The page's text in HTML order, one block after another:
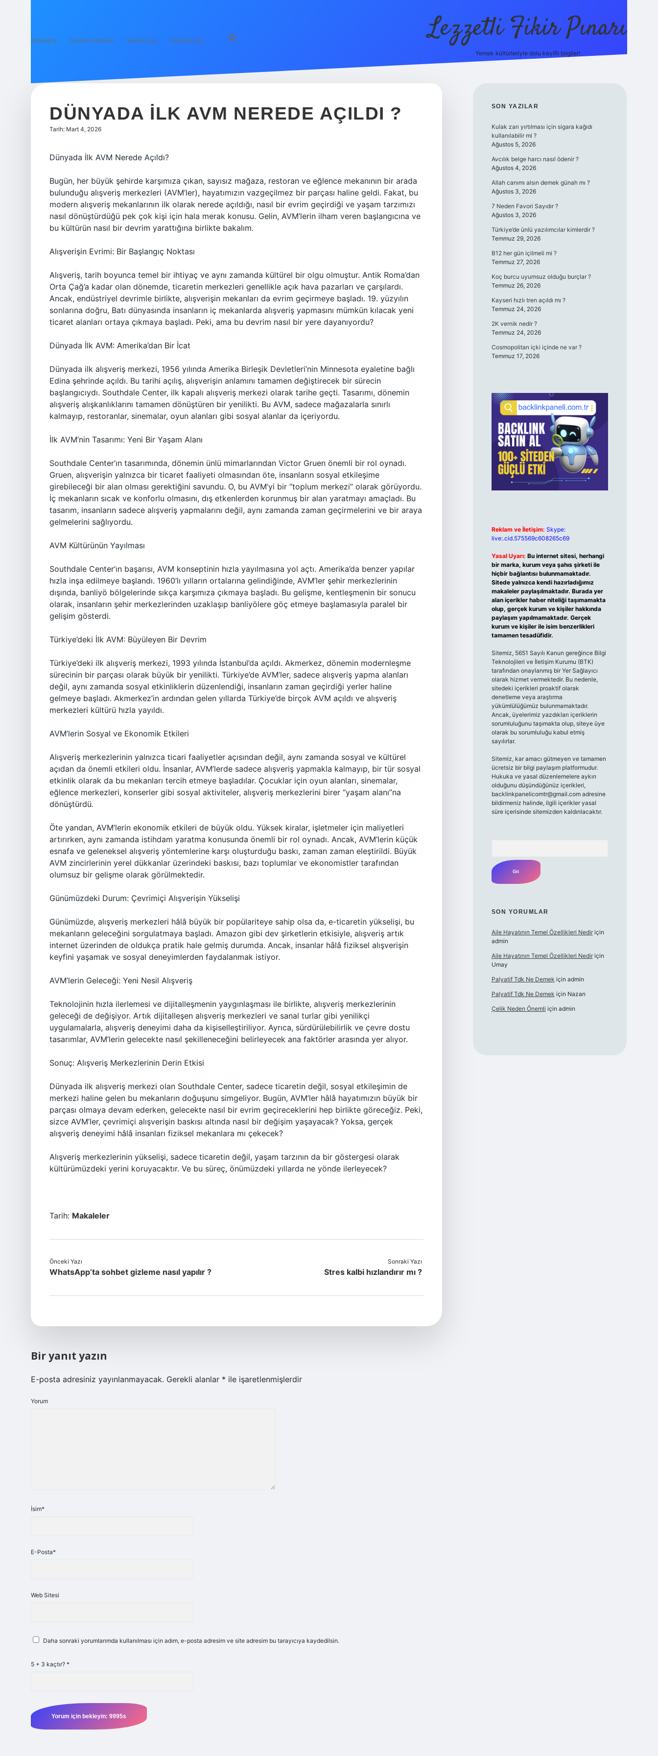
Anasayfa Gizlilik Politikası Yasal Uyarı Hakkımızda Lezzetli Fikir Pınarı
Yemek kültürleriyle dolu keyifli bilgiler!
DÜNYADA ILK AVM NEREDE AÇILDI ?
Tarih: Mart 4, 2026
Dünyada İlk AVM Nerede Açıldı?
Bugün, her büyük şehirde karşımıza çıkan, sayısız mağaza, restoran ve eğlence mekanının bir arada
bulunduğu alışveriş merkezleri (AVM’ler), hayatımızın vazgeçilmez bir parçası haline geldi. Fakat, bu
modern alışveriş mekanlarının ilk olarak nerede açıldığı, nasıl bir evrim geçirdiği ve yaşam tarzımızı
nasıl dönüştürdüğü pek çok kişi için hala merak konusu. Gelin, AVM’lerin ilham veren başlangıcına ve
bu kültürün nasıl bir devrim yarattığına birlikte bakalım.
Alışverişin Evrimi: Bir Başlangıç Noktası
Alışveriş, tarih boyunca temel bir ihtiyaç ve aynı zamanda kültürel bir olgu olmuştur. Antik Roma’dan
Orta Çağ’a kadar olan dönemde, ticaretin merkezleri genellikle açık hava pazarları ve çarşılardı.
Ancak, endüstriyel devrimle birlikte, alışverişin mekanları da evrim geçirmeye başladı. 19. yüzyılın
sonlarına doğru, Batı dünyasında insanların iç mekanlarda alışveriş yapmasını mümkün kılacak yeni
ticaret alanları ortaya çıkmaya başladı. Peki, ama bu devrim nasıl bir yere dayanıyordu?
Dünyada İlk AVM: Amerika’dan Bir İcat
Dünyada ilk alışveriş merkezi, 1956 yılında Amerika Birleşik Devletleri’nin Minnesota eyaletine bağlı
Edina şehrinde açıldı. Bu tarihi açılış, alışverişin anlamını tamamen değiştirecek bir sürecin
başlangıcıydı. Southdale Center, ilk kapalı alışveriş merkezi olarak tarihe geçti. Tasarımı, dönemin
alışveriş alışkanlıklarını tamamen dönüştüren bir yenilikti. Bu AVM, sadece mağazalarla sınırlı
kalmayıp, restoranlar, sinemalar, oyun alanları gibi sosyal alanlar da içeriyordu.
İlk AVM’nin Tasarımı: Yeni Bir Yaşam Alanı
Southdale Center’ın tasarımında, dönemin ünlü mimarlarından Victor Gruen önemli bir rol oynadı.
Gruen, alışverişin yalnızca bir ticaret faaliyeti olmasından öte, insanların sosyal etkileşime
girebileceği bir alan olması gerektiğini savundu. O, bu AVM’yi bir “toplum merkezi” olarak görüyordu.
İç mekanların sıcak ve konforlu olmasını, dış etkenlerden korunmuş bir alan yaratmayı amaçladı. Bu
tasarım, insanların sadece alışveriş yapmalarını değil, aynı zamanda zaman geçirmelerini ve bir araya
gelmelerini sağlıyordu.
AVM Kültürünün Yayılması
Southdale Center’ın başarısı, AVM konseptinin hızla yayılmasına yol açtı. Amerika’da benzer yapılar
hızla inşa edilmeye başlandı. 1960’lı yılların ortalarına gelindiğinde, AVM’ler şehir merkezlerinin
dışında, banliyö bölgelerinde sıkça karşımıza çıkmaya başladı. Bu gelişme, kentleşmenin bir sonucu
olarak, insanların şehir merkezlerinden uzaklaşıp banliyölere göç etmeye başlamasıyla paralel bir
gelişim gösterdi.
Türkiye’deki İlk AVM: Büyüleyen Bir Devrim
Türkiye’deki ilk alışveriş merkezi, 1993 yılında İstanbul’da açıldı. Akmerkez, dönemin modernleşme
sürecinin bir parçası olarak büyük bir yenilikti. Türkiye’de AVM’ler, sadece alışveriş yapma alanları
değil, aynı zamanda sosyal etkinliklerin düzenlendiği, insanların zaman geçirdiği yerler haline
gelmeye başladı. Akmerkez’in ardından gelen yıllarda Türkiye’de birçok AVM açıldı ve alışveriş
merkezleri kültürü hızla yayıldı.
AVM’lerin Sosyal ve Ekonomik Etkileri
Alışveriş merkezlerinin yalnızca ticari faaliyetler açısından değil, aynı zamanda sosyal ve kültürel
açıdan da önemli etkileri oldu. İnsanlar, AVM’lerde sadece alışveriş yapmakla kalmayıp, bir tür sosyal
etkinlik olarak da bu mekanları tercih etmeye başladılar. Çocuklar için oyun alanları, sinemalar,
eğlence merkezleri, konserler gibi sosyal aktiviteler, alışveriş merkezlerini birer “yaşam alanı”na
dönüştürdü.
Öte yandan, AVM’lerin ekonomik etkileri de büyük oldu. Yüksek kiralar, işletmeler için maliyetleri
artırırken, aynı zamanda istihdam yaratma konusunda önemli bir rol oynadı. Ancak, AVM’lerin küçük
esnafa ve geleneksel alışveriş yöntemlerine karşı oluşturduğu baskı, zaman zaman eleştirildi. Büyük
AVM zincirlerinin yerel dükkanlar üzerindeki baskısı, bazı toplumlar ve ekonomistler tarafından
olumsuz bir gelişme olarak görülmektedir.
Günümüzdeki Durum: Çevrimiçi Alışverişin Yükselişi
Günümüzde, alışveriş merkezleri hâlâ büyük bir popülariteye sahip olsa da, e-ticaretin yükselişi, bu
mekanların geleceğini sorgulatmaya başladı. Amazon gibi dev şirketlerin etkisiyle, alışveriş artık
internet üzerinden de oldukça pratik hale gelmiş durumda. Ancak, insanlar hâlâ fiziksel alışverişin
keyfini yaşamak ve sosyal deneyimlerden faydalanmak istiyor.
AVM’lerin Geleceği: Yeni Nesil Alışveriş
Teknolojinin hızla ilerlemesi ve dijitalleşmenin yaygınlaşması ile birlikte, alışveriş merkezlerinin
geleceği de değişiyor. Artık dijitalleşen alışveriş merkezleri ve sanal turlar gibi yenilikçi
uygulamalarla, alışveriş deneyimi daha da kişiselleştiriliyor. Ayrıca, sürdürülebilirlik ve çevre dostu
tasarımlar, AVM’lerin gelecekte nasıl şekilleneceğini belirleyecek ana faktörler arasında yer alıyor.
Sonuç: Alışveriş Merkezlerinin Derin Etkisi
Dünyada ilk alışveriş merkezi olan Southdale Center, sadece ticaretin değil, sosyal etkileşimin de
merkezi haline gelen bu mekanların doğuşunu simgeliyor. Bugün, AVM’ler hâlâ hayatımızın büyük bir
parçası olmaya devam ederken, gelecekte nasıl bir evrim geçireceklerini hep birlikte göreceğiz. Peki,
sizce AVM’ler, çevrimiçi alışverişin baskısı altında nasıl bir değişim yaşayacak? Yoksa, gerçek
alışveriş deneyimi hâlâ insanları fiziksel mekanlara mı çekecek?
Alışveriş merkezlerinin yükselişi, sadece ticaretin değil, yaşam tarzının da bir göstergesi olarak
kültürümüzdeki yerini koruyacaktır. Ve bu süreç, önümüzdeki yıllarda ne yönde ilerleyecek?
Tarih: Makaleler
Önceki Yazı
WhatsApp’ta sohbet gizleme nasıl yapılır ?
Sonraki Yazı
Stres kalbi hızlandırır mı ?
Bir yanıt yazın
E-posta adresiniz yayınlanmayacak. Gerekli alanlar * ile işaretlenmişlerdir
Yorum
İsim*
E-Posta*
Web Sitesi
Daha sonraki yorumlarımda kullanılması için adım, e-posta adresim ve site adresim bu tarayıcıya kaydedilsin.
5 + 3 kaçtır? *
SIDEBAR
SON YAZILAR
Kulak zarı yırtılması için sigara kağıdı
kullanılabilir mi ?
Ağustos 5, 2026
Avcılık belge harcı nasıl ödenir ?
Ağustos 4, 2026
Allah canımı alsın demek günah mı ?
Ağustos 3, 2026
7 Neden Favori Sayıdır ?
Ağustos 3, 2026
Türkiye’de ünlü yazılımcılar kimlerdir ?
Temmuz 29, 2026
B12 her gün içilmeli mi ?
Temmuz 27, 2026
Koç burcu uyumsuz olduğu burçlar ?
Temmuz 26, 2026
Kayseri hızlı tren açıldı mı ?
Temmuz 24, 2026
2K vernik nedir ?
Temmuz 24, 2026
Cosmopolitan içki içinde ne var ?
Temmuz 17, 2026
Reklam ve İletişim: Skype:
live:.cid.575569c608265c69
Yasal Uyarı: Bu internet sitesi, herhangi
bir marka, kurum veya şahıs şirketi ile
hiçbir bağlantısı bulunmamaktadır.
Sitede yalnızca kendi hazırladığımız
makaleler paylaşılmaktadır. Burada yer
alan içerikler haber niteliği taşımamakta
olup, gerçek kurum ve kişiler hakkında
paylaşım yapılmamaktadır. Gerçek
kurum ve kişiler ile isim benzerlikleri
tamamen tesadüfidir.
Sitemiz, 5651 Sayılı Kanun gereğince Bilgi
Teknolojileri ve İletişim Kurumu (BTK)
tarafından onaylanmış bir Yer Sağlayıcı
olarak hizmet vermektedir. Bu nedenle,
sitedeki içerikleri proaktif olarak
denetleme veya araştırma
yükümlülüğümüz bulunmamaktadır.
Ancak, üyelerimiz yazdıkları içeriklerin
sorumluluğunu taşımakta olup, siteye üye
olarak bu sorumluluğu kabul etmiş
sayılırlar.
Sitemiz, kar amacı gütmeyen ve tamamen
ücretsiz bir bilgi paylaşım platformudur.
Hukuka ve yasal düzenlemelere aykırı
olduğunu düşündüğünüz içerikleri,
backlinkpanelicomtr@gmail.comadresine
bildirmeniz halinde, ilgili içerikler yasal
süre içerisinde sitemizden kaldırılacaktır.
SON YORUMLAR
Aile Hayatının Temel Özellikleri Nediriçin
admin
Aile Hayatının Temel Özellikleri Nediriçin
Umay
Palyatif Tdk Ne Demek için admin
Palyatif Tdk Ne Demek için Nazan
Çelik Neden Önemli için admin